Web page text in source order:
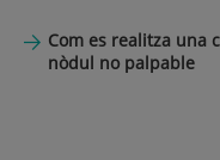
Com es realitza una
nòdul no palpable